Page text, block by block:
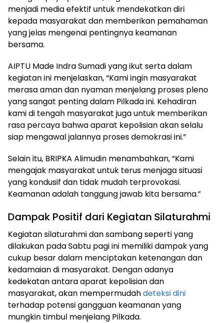
menjadi media efektif untuk mendekatkan diri
kepada masyarakat dan memberikan pemahaman
yang jelas mengenai pentingnya keamanan
bersama.
AIPTU Made Indra Sumadi yang ikut serta dalam
kegiatan ini menjelaskan, “Kami ingin masyarakat
merasa aman dan nyaman menjelang proses pleno
yang sangat penting dalam Pilkada ini. Kehadiran
kami di tengah masyarakat juga untuk memberikan
rasa percaya bahwa aparat kepolisian akan selalu
siap mengawal jalannya proses demokrasi ini.”
Selain itu, BRIPKA Alimudin menambahkan, “Kami
mengajak masyarakat untuk terus menjaga situasi
yang kondusif dan tidak mudah terprovokasi.
Keamanan adalah tanggung jawab kita bersama.”
Dampak Positif dari Kegiatan Silaturahmi
Kegiatan silaturahmi dan sambang seperti yang
dilakukan pada Sabtu pagi ini memiliki dampak yang
cukup besar dalam menciptakan ketenangan dan
kedamaian di masyarakat. Dengan adanya
kedekatan antara aparat kepolisian dan
masyarakat, akan mempermudahdeteksi dini
terhadap potensi gangguan keamanan yang
mungkin timbul menjelang Pilkada.